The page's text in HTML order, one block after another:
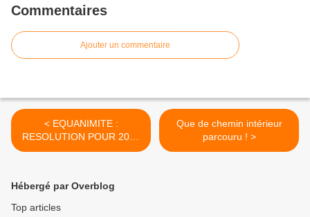
Commentaires
Ajouter un commentaire
< EQUANIMITE :
RESOLUTION POUR 2022
ou COMMENT DECIDER
Que de chemin intérieur
parcouru ! >
Hébergé par Overblog
Top articles